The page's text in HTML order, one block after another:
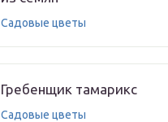
Садовые цветы
Гребенщик тамарикс
Садовые цветы